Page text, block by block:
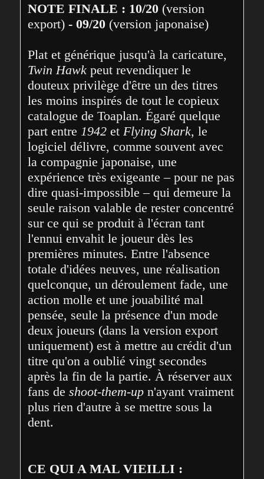
NOTE FINALE : 10/20 (version
export) - 09/20 (version japonaise)
Twin Hawk peut revendiquer le
douteux privilège d'être un des titres
les moins inspirés de tout le copieux
catalogue de Toaplan. Égaré quelque
part entre 1942 et Flying Shark, le
logiciel délivre, comme souvent avec
la compagnie japonaise, une
expérience très exigeante – pour ne pas
dire quasi-impossible – qui demeure la
seule raison valable de rester concentré
sur ce qui se produit à l'écran tant
l'ennui envahit le joueur dès les
premières minutes. Entre l'absence
totale d'idées neuves, une réalisation
quelconque, un déroulement fade, une
action molle et une jouabilité mal
pensée, seule la présence d'un mode
deux joueurs (dans la version export
uniquement) est à mettre au crédit d'un
titre qu'on a oublié vingt secondes
après la fin de la partie. À réserver aux
fans de shoot-them-up n'ayant vraiment
plus rien d'autre à se mettre sous la
dent.
CE QUI A MAL VIEILLI :